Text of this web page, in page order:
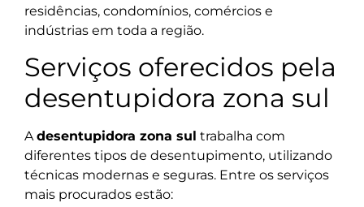
residências, condomínios, comércios e
indústrias em toda a região.
Serviços oferecidos pela
desentupidora zona sul
Adesentupidora zona sul trabalha com
diferentes tipos de desentupimento, utilizando
técnicas modernas e seguras. Entre os serviços
mais procurados estão: